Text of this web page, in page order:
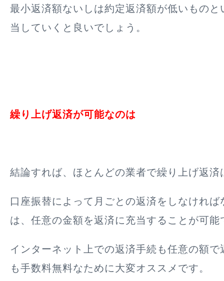
最小返済額ないしは約定返済額が低いものと
当していくと良いでしょう。
繰り上げ返済が可能なのは
結論すれば、ほとんどの業者で繰り上げ返済
口座振替によって月ごとの返済をしなけれ
は、任意の金額を返済に充当することが可能
インターネット上での返済手続も任意の額
も手数料無料なために大変オススメです。